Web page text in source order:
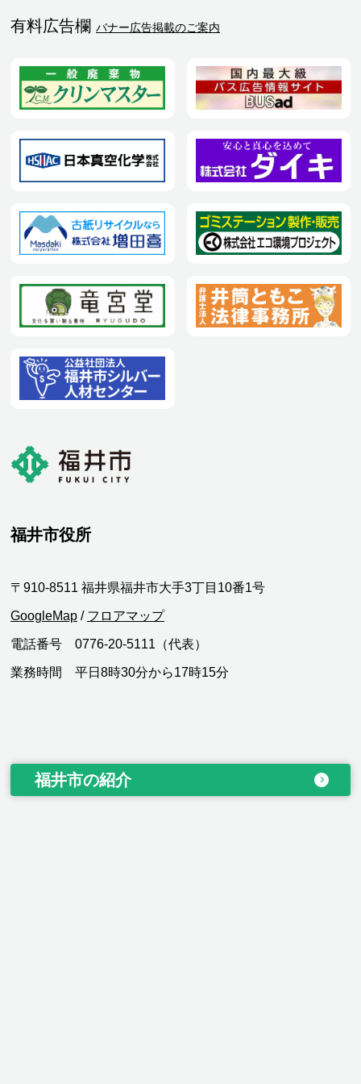
有料広告欄 バナー広告掲載のご案内
福井市役所
〒910-8511 福井県福井市大手3丁目10番1号
GoogleMap / フロアマップ
電話番号 0776-20-5111（代表）
業務時間 平日8時30分から17時15分
福井市の紹介